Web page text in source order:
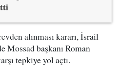
alınması kararı, İsrail
Mossad başkanı Roman
tepkiye yol açtı.